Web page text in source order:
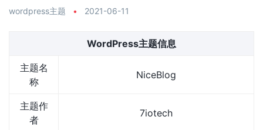
wordpress主题 • 2021-06-11
WordPress主题信息
主题名
称
NiceBlog
主题作
者
7iotech